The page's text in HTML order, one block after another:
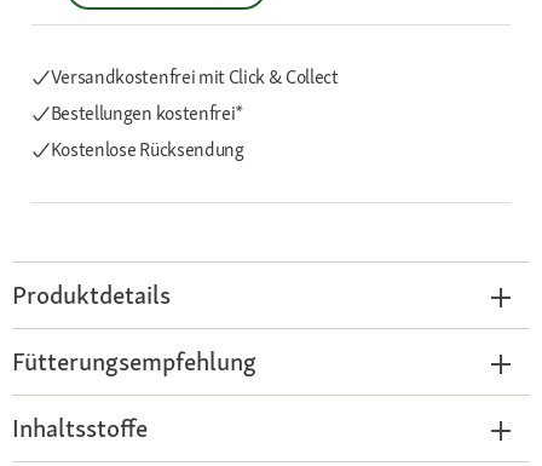
Versandkostenfrei mit Click & Collect
Bestellungen kostenfrei*
Kostenlose Rücksendung
Produktdetails
Fütterungsempfehlung
Inhaltsstoffe